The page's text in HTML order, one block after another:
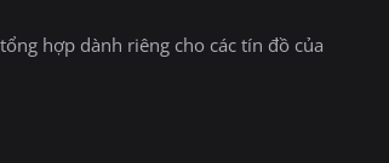
hợp dành riêng cho các tín đồ của